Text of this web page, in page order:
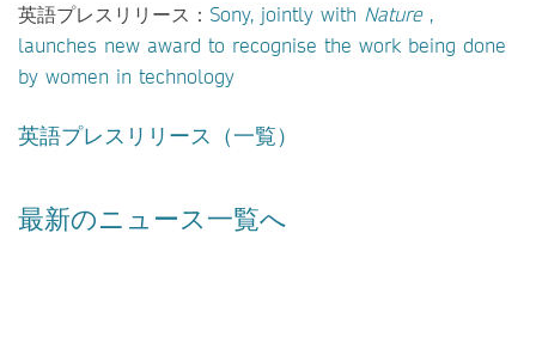
英語プレスリリース： Sony, jointly with Nature ,
launches new award to recognise the work being done
by women in technology
英語プレスリリース（一覧）
最新のニュース一覧へ